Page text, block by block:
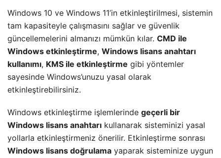
Windows 10 ve Windows 11’in etkinleştirilmesi, sistemin
tam kapasiteyle çalışmasını sağlar ve güvenlik
güncellemelerini almanızı mümkün kılar. CMD ile
Windows etkinleştirme, Windows lisans anahtarı
kullanımı, KMS ile etkinleştirme gibi yöntemler
sayesinde Windows’unuzu yasal olarak
etkinleştirebilirsiniz.
Windows etkinleştirme işlemlerinde geçerli bir
Windows lisans anahtarı kullanarak sisteminizi yasal
yollarla etkinleştirmeniz önerilir. Etkinleştirme sonrası
Windows lisans doğrulama yaparak sisteminize uygun